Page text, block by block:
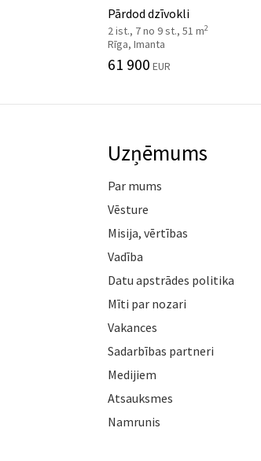
Pārdod dzīvokli
2 ist., 7 no 9 st., 51 m2
Rīga, Imanta
61 900 EUR
Uzņēmums
Par mums
Vēsture
Misija, vērtības
Vadība
Datu apstrādes politika
Mīti par nozari
Vakances
Sadarbības partneri
Medijiem
Atsauksmes
Namrunis